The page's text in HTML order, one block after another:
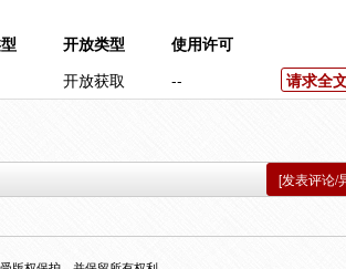
开放类型
使用许可
开放获取 -- 请求全
[发表评论/